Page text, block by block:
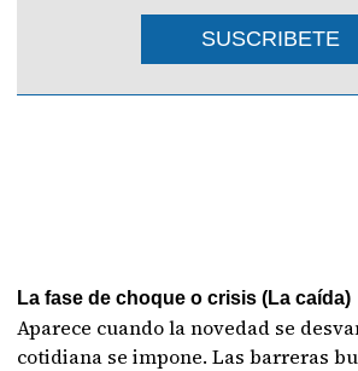
SUSCRIBETE
La fase de choque o crisis (La caída)
Aparece cuando la novedad se
cotidiana se impone. Las barreras